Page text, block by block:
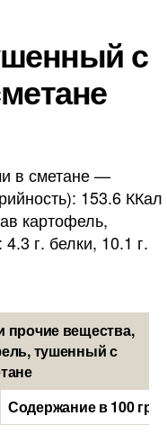
с
в сметане —
153.6 ККал
картофель,
г. белки, 10.1 г.
вещества,
тушенный с
Содержание в 100